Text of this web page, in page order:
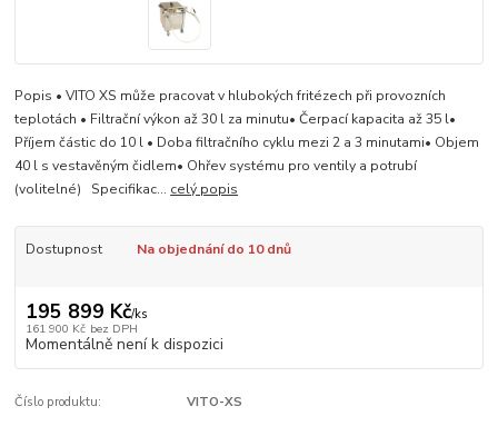
Popis • VITO XS může pracovat v hlubokých fritézech při provozních
teplotách • Filtrační výkon až 30 l za minutu• Čerpací kapacita až 35 l•
Příjem částic do 10 l • Doba filtračního cyklu mezi 2 a 3 minutami• Objem
40 l s vestavěným čidlem• Ohřev systému pro ventily a potrubí
(volitelné) Specifikac... celý popis
Dostupnost Na objednání do 10 dnů
195 899 Kč/ks
161 900 Kč bez DPH
Momentálně není k dispozici
Číslo produktu: VITO-XS